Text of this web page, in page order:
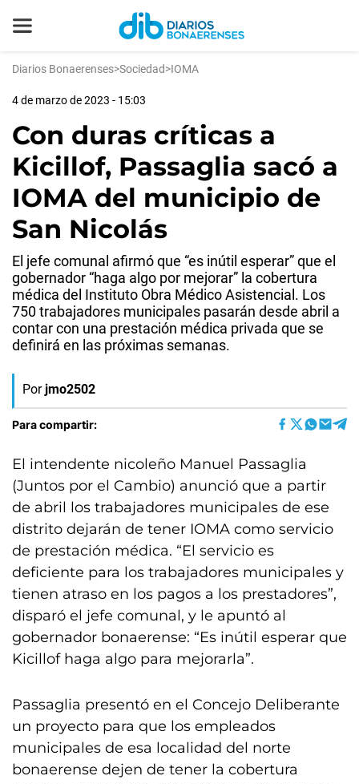
Diarios Bonaerenses>Sociedad>IOMA
4 de marzo de 2023 - 15:03
Con duras críticas a
Kicillof, Passaglia sacó a
IOMA del municipio de
San Nicolás
El jefe comunal afirmó que “es inútil esperar” que el
gobernador “haga algo por mejorar” la cobertura
médica del Instituto Obra Médico Asistencial. Los
750 trabajadores municipales pasarán desde abril a
contar con una prestación médica privada que se
definirá en las próximas semanas.
Por jmo2502
Para compartir:
El intendente nicoleño Manuel Passaglia
(Juntos por el Cambio) anunció que a partir
de abril los trabajadores municipales de ese
distrito dejarán de tener IOMA como servicio
de prestación médica. “El servicio es
deficiente para los trabajadores municipales y
tienen atraso en los pagos a los prestadores”,
disparó el jefe comunal, y le apuntó al
gobernador bonaerense: “Es inútil esperar que
Kicillof haga algo para mejorarla”.
Passaglia presentó en el Concejo Deliberante
un proyecto para que los empleados
municipales de esa localidad del norte
bonaerense dejen de tener la cobertura